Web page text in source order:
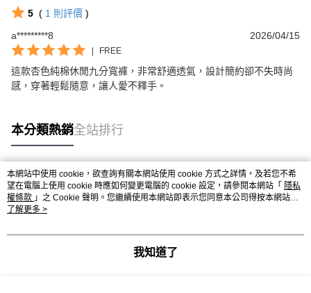
5 ( 1 則評價 )
a*********8
2026/04/15
| FREE
這款杏色純棉休閒九分寬褲，非常舒適透氣，設計簡約卻不失時尚
感，穿著輕鬆隨意，讓人愛不釋手。
本分類熱銷全站排行
熱門標籤
本網站中使用 cookie，欲查詢有關本網站使用 cookie 方式之詳情，及若您不希
望在電腦上使用 cookie 時應如何變更電腦的 cookie 設定，請參閱本網站「 隱私
權條款 」之 Cookie 聲明。您繼續使用本網站即表示您同意本公司得按本網站使
用條款之 Cookie 聲明使用 cookie。
了解更多 >
我知道了